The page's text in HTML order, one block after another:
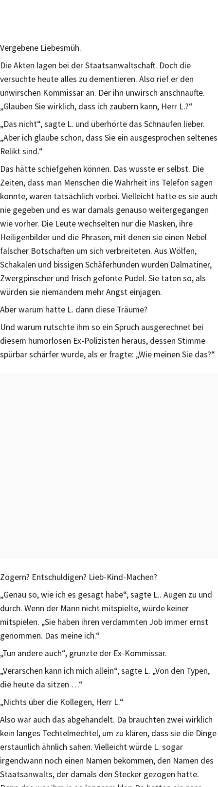
Vergebene Liebesmüh.
Die Akten lagen bei der Staatsanwaltschaft. Doch die
versuchte heute alles zu dementieren. Also rief er den
unwirschen Kommissar an. Der ihn unwirsch anschnaufte.
„Glauben Sie wirklich, dass ich zaubern kann, Herr L.?“
„Das nicht“, sagte L. und überhörte das Schnaufen lieber.
„Aber ich glaube schon, dass Sie ein ausgesprochen seltenes
Relikt sind.“
Das hätte schiefgehen können. Das wusste er selbst. Die
Zeiten, dass man Menschen die Wahrheit ins Telefon sagen
konnte, waren tatsächlich vorbei. Vielleicht hatte es sie auch
nie gegeben und es war damals genauso weitergegangen
wie vorher. Die Leute wechselten nur die Masken, ihre
Heiligenbilder und die Phrasen, mit denen sie einen Nebel
falscher Botschaften um sich verbreiteten. Aus Wölfen,
Schakalen und bissigen Schäferhunden wurden Dalmatiner,
Zwergpinscher und frisch gefönte Pudel. Sie taten so, als
würden sie niemandem mehr Angst einjagen.
Aber warum hatte L. dann diese Träume?
Und warum rutschte ihm so ein Spruch ausgerechnet bei
diesem humorlosen Ex-Polizisten heraus, dessen Stimme
spürbar schärfer wurde, als er fragte: „Wie meinen Sie das?“
Zögern? Entschuldigen? Lieb-Kind-Machen?
„Genau so, wie ich es gesagt habe“, sagte L.. Augen zu und
durch. Wenn der Mann nicht mitspielte, würde keiner
mitspielen. „Sie haben ihren verdammten Job immer ernst
genommen. Das meine ich.“
„Tun andere auch“, grunzte der Ex-Kommissar.
„Verarschen kann ich mich allein“, sagte L. „Von den Typen,
die heute da sitzen …“
„Nichts über die Kollegen, Herr L.“
Also war auch das abgehandelt. Da brauchten zwei wirklich
kein langes Techtelmechtel, um zu klären, dass sie die Dinge
erstaunlich ähnlich sahen. Vielleicht würde L. sogar
irgendwann noch einen Namen bekommen, den Namen des
Staatsanwalts, der damals den Stecker gezogen hatte.